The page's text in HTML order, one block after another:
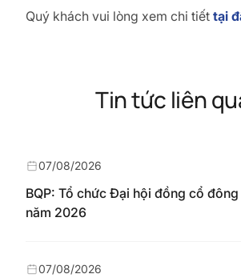
Quý khách vui lòng xem chi tiết tại
Tin tức liên
BQP: Tổ chức Đại hội đồng cổ
năm 2026
07/08/2026
07/08/2026